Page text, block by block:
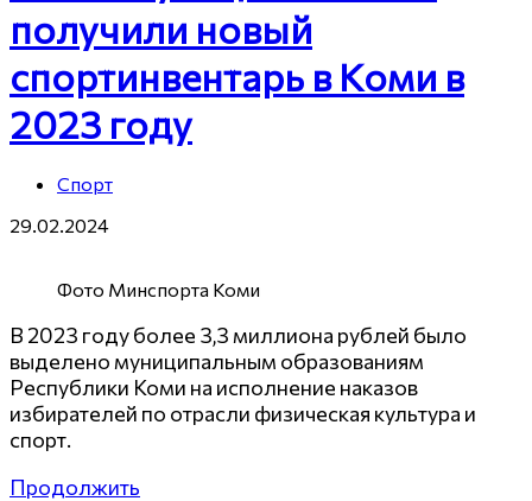
получили новый
спортинвентарь в Коми в
2023 году
Спорт
29.02.2024
Фото Минспорта Коми
В 2023 году более 3,3 миллиона рублей было
выделено муниципальным образованиям
Республики Коми на исполнение наказов
избирателей по отрасли физическая культура и
спорт.
Продолжить